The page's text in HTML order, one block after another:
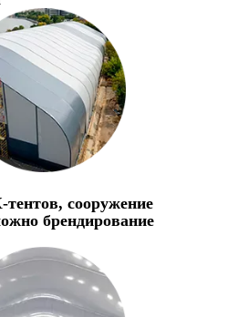
сооружение
брендирование